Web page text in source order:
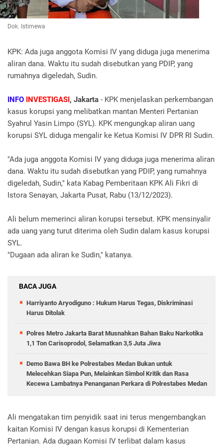
Dok. Istimewa
KPK: Ada juga anggota Komisi IV yang diduga juga menerima
aliran dana. Waktu itu sudah disebutkan yang PDIP, yang
rumahnya digeledah, Sudin.
INFO INVESTIGASI , Jakarta - KPK menjelaskan perkembangan
kasus korupsi yang melibatkan mantan Menteri Pertanian
Syahrul Yasin Limpo (SYL). KPK mengungkap aliran uang
korupsi SYL diduga mengalir ke Ketua Komisi IV DPR RI Sudin.
"Ada juga anggota Komisi IV yang diduga juga menerima aliran
dana. Waktu itu sudah disebutkan yang PDIP, yang rumahnya
digeledah, Sudin," kata Kabag Pemberitaan KPK Ali Fikri di
Istora Senayan, Jakarta Pusat, Rabu (13/12/2023).
Ali belum memerinci aliran korupsi tersebut. KPK mensinyalir
ada uang yang turut diterima oleh Sudin dalam kasus korupsi
SYL.
"Dugaan ada aliran ke Sudin," katanya.
BACA JUGA
Harriyanto Aryodiguno : Hukum Harus Tegas, Diskriminasi
Harus Ditolak
Polres Metro Jakarta Barat Musnahkan Bahan Baku Narkotika
1,1 Ton Carisoprodol, Selamatkan 3,5 Juta Jiwa
Demo Bawa BH ke Polrestabes Medan Bukan untuk
Melecehkan Siapa Pun, Melainkan Simbol Kritik dan Rasa
Kecewa Lambatnya Penanganan Perkara di Polrestabes Medan
Ali mengatakan tim penyidik saat ini terus mengembangkan
kaitan Komisi IV dengan kasus korupsi di Kementerian
Pertanian. Ada dugaan Komisi IV terlibat dalam kasus